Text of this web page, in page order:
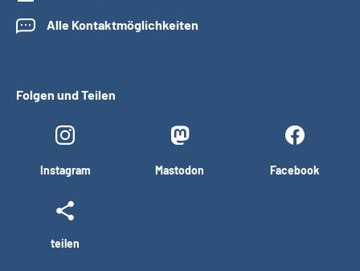
Alle Kontaktmöglichkeiten
Folgen und Teilen
Instagram Mastodon Facebook
teilen